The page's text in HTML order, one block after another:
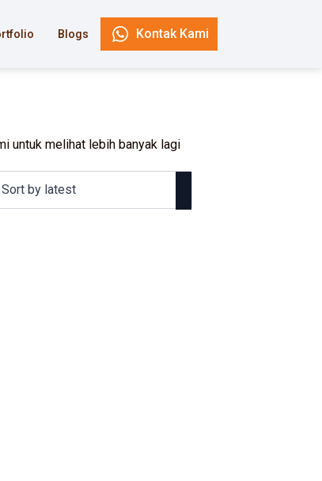
Blogs Kontak Kami
untuk melihat lebih banyak lagi